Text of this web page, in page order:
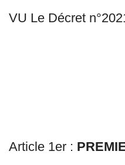
VU Le Décret
Article 1er :